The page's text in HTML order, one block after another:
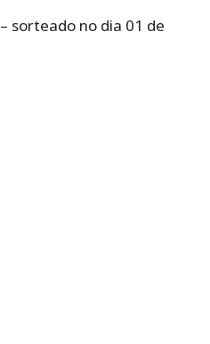
– sorteado no dia 01 de